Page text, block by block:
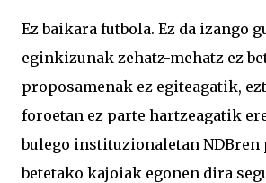
Ez baikara futbola. Ez da izango
eginkizunak zehatz-mehatz ez
proposamenak ez egiteagatik,
foroetan ez parte hartzeagatik
bulego instituzionaletan NDBren
betetako kajoiak egonen dira